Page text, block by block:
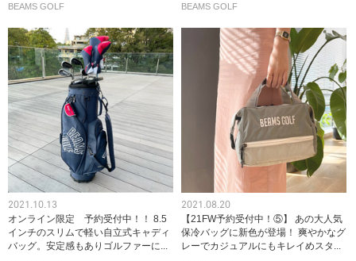
BEAMS GOLF BEAMS GOLF
2021.10.13
オンライン限定 予約受付中！！ 8.5
インチのスリムで軽い自立式キャディ
バッグ。安定感もありゴルファーに...
2021.08.20
【21FW予約受付中！⑤】 あの大人気
保冷バッグに新色が登場！ 爽やかなグ
レーでカジュアルにもキレイめスタ...